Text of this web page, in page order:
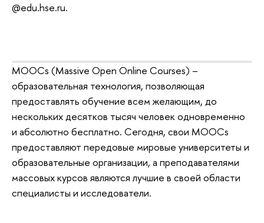
@edu.hse.ru.
MOOCs (Massive Open Online Courses) –
образовательная технология, позволяющая
предоставлять обучение всем желающим, до
нескольких десятков тысяч человек одновременно
и абсолютно бесплатно. Сегодня, свои MOOCs
предоставляют передовые мировые университеты и
образовательные организации, а преподавателями
массовых курсов являются лучшие в своей области
специалисты и исследователи.